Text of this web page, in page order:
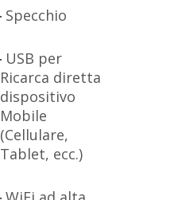
Specchio
USB per
Ricarca diretta
dispositivo
Mobile
(Cellulare,
Tablet, ecc.)